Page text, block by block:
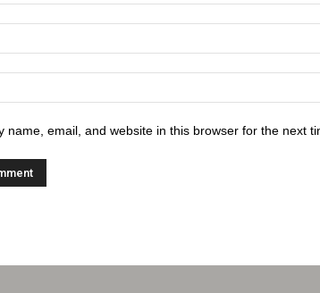
name, email, and website in this browser for the next